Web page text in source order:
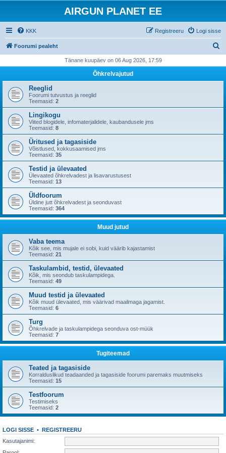
AIRGUN PLANET EE
KKK Logi sisse
Registreeru
Foorumi pealeht
i
Tänane kuupäev on 06 Aug 2026, 17:59
Õhkrelvajutud
Reeglid
Foorumi tutvustus ja reeglid
Teemasid: 2
Lingikogu
Viited blogidele, infomaterjalidele, kaubandusele jms
Teemasid: 8
Üritused ja tagasiside
Võistlused, kokkusaamised jms
Teemasid: 35
Testid ja ülevaated
Ülevaated õhkrelvadest ja lisavarustusest
Teemasid: 13
Üldfoorum
Üldine jutt õhkrelvadest ja seonduvast
Teemasid: 364
Muud jutud
Vaba teema
Kõik see, mis mujale ei sobi, kuid väärib kajastamist
Teemasid: 21
Taskulambid, testid, ülevaated
Kõik, mis seondub taskulampidega.
Teemasid: 49
Muud testid ja ülevaated
Kõik muud ülevaated, mis väärivad maailmaga jagamist.
Teemasid: 6
Turg
Õhkrelvade ja taskulampidega seonduva ost-müük
Teemasid: 7
Tugiteemad
Teated ja tagasiside
Korralduslikud teadaanded ja tagasiside foorumi paremaks muutmiseks
Teemasid: 15
Testfoorum
Testimiseks
Teemasid: 2
LOGI SISSE • REGISTREERU
Kasutajanimi: